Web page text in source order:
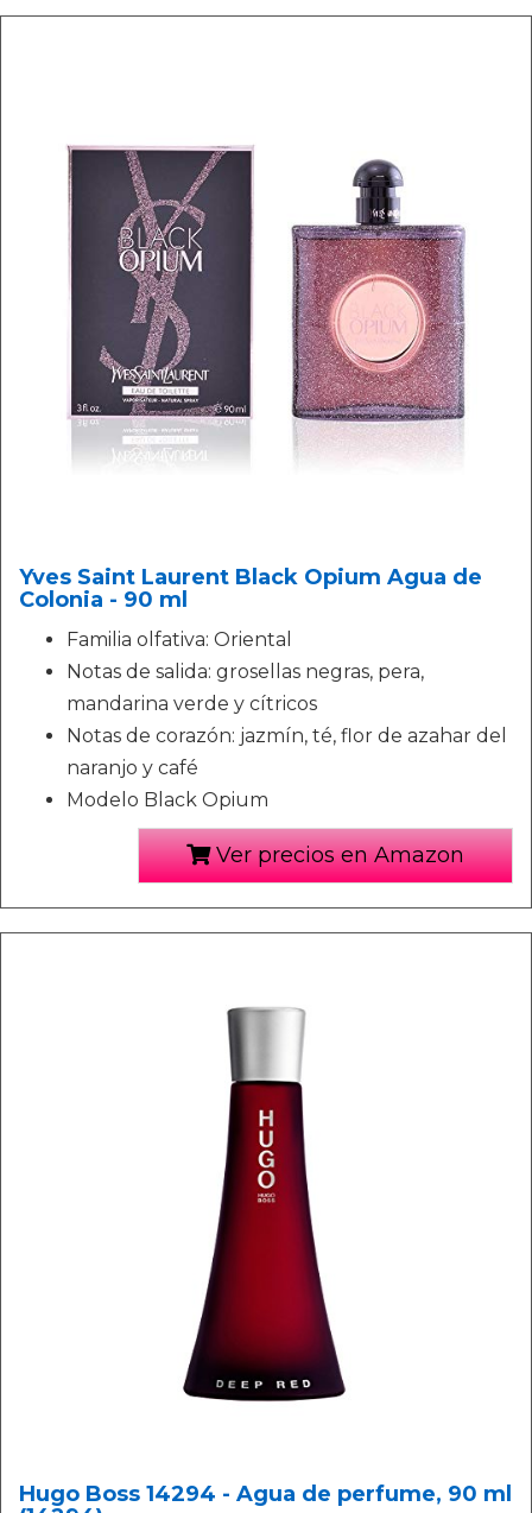
Yves Saint Laurent Black Opium Agua de
Colonia - 90 ml
Familia olfativa: Oriental
Notas de salida: grosellas negras, pera,
mandarina verde y cítricos
Notas de corazón: jazmín, té, flor de azahar del
naranjo y café
Modelo Black Opium
Ver precios en Amazon
Hugo Boss 14294 - Agua de perfume, 90 ml